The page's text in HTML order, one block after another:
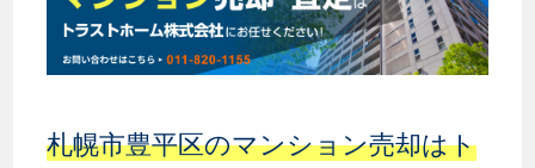
札幌市豊平区のマンション売却はト